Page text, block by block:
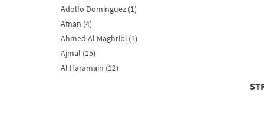
Adolfo Dominguez (1)
Afnan (4)
Ahmed Al Maghribi (1)
Ajmal (15)
Al Haramain (12)